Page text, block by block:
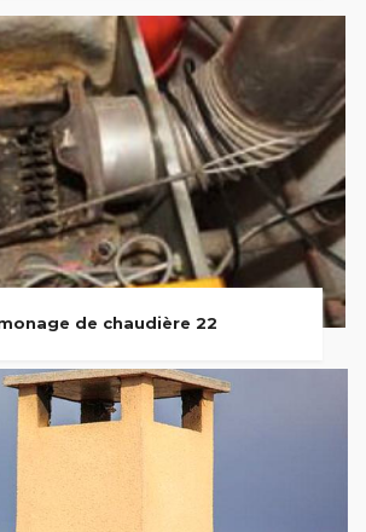
de chaudière 22